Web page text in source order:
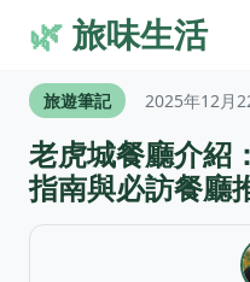
🌿旅味生活
旅遊筆記 2025年12月
老虎城餐廳介紹
指南與必訪餐廳